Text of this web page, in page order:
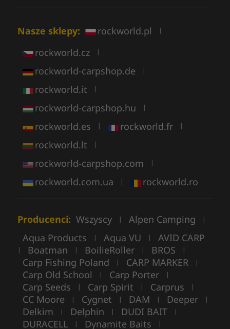
Nasze sklepy: rockworld.pl |
rockworld.cz |
rockworld-carpshop.de |
rockworld.it |
rockworld-carpshop.hu |
rockworld.es | rockworld.fr |
rockworld.lt |
rockworld-carpshop.com |
rockworld.com.ua | rockworld.ro
Producenci: Wszyscy | Alpen Camping |
Aqua Products | Aqua VU | AVID CARP
| Boatman | BoilieRoller | BROS |
Carp Fishing Poland | CARP MARKER |
Carp Old School | Carp Porter |
Carp Seeds | Carp Spirit | Carprus |
CC Moore | Cygnet | DAM | Deeper |
Delkim | Delphin | DUDI BAIT |
DURACELL | Dynamite Baits |